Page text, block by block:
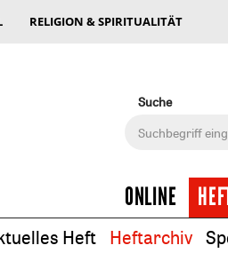
RELIGION & SPIRITUALITÄT
Suche
ONLINE
Heft Heftarchiv